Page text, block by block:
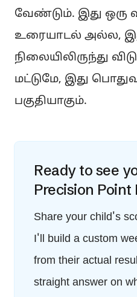
வேண்டும். இது ஒரு
உரையாடல் அல்ல,
நிலையிலிருந்து
மட்டுமே, இது
பகுதியாகும்.
Ready to see
Precision Point
Share your child's
I'll build a custom
from their actual
straight answer on